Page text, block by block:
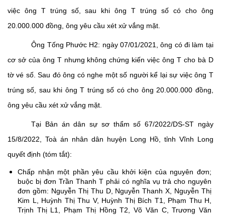
việc ông T trúng số, sau khi ông T trúng số có cho ông
20.000.000 đồng, ông yêu cầu xét xử vắng mặt.
Ông Tống Phước H2: ngày 07/01/2021, ông có đi làm tại
cơ sở của ông T nhưng không chứng kiến việc ông T cho bà D
tờ vé số. Sau đó ông có nghe một số người kể lại sự việc ông T
trúng số, sau khi ông T trúng số có cho ông 20.000.000 đồng,
ông yêu cầu xét xử vắng mặt.
Tại Bản án dân sự sơ thẩm số 67/2022/DS-ST ngày
15/8/2022, Toà án nhân dân huyện Long Hồ, tỉnh Vĩnh Long
quyết định (tóm tắt):
Chấp nhận một phần yêu cầu khởi kiện của nguyên đơn;
buộc bị đơn Trần Thanh T phải có nghĩa vụ trả cho nguyên
đơn gồm: Nguyễn Thị Thu D, Nguyễn Thanh X, Nguyễn Thị
Kim L, Huỳnh Thị Thu V, Huỳnh Thị Bích T1, Phạm Thu H,
Trịnh Thị L1, Phạm Thị Hồng T2, Võ Văn C, Trương Văn